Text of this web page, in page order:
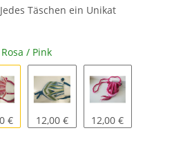
Jedes Täschen ein Unikat
Rosa / Pink
/ Pink
€ Petrol / Grün
12,00 € Pink /Rosa
12,00 €